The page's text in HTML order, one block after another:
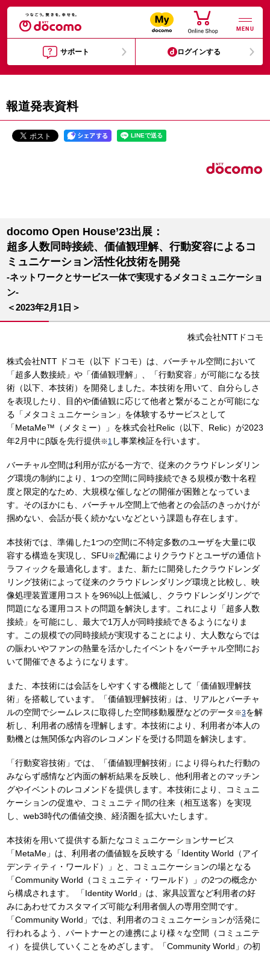
MENU
サポート ログインする
報道発表資料
docomo Open House’23出展：
超多人数同時接続、価値観理解、行動変容によるコ
ミュニケーション活性化技術を開発
-ネットワークとサービス一体で実現するメタコミュニケーショ
ン-
＜2023年2月1日＞
株式会社NTTドコモ
株式会社NTT ドコモ（以下 ドコモ）は、バーチャル空間において
「超多人数接続」や「価値観理解」、「行動変容」が可能になる技
術（以下、本技術）を開発しました。本技術を用いて、自分らしさ
を表現したり、目的や価値観に応じて他者と繋がることが可能にな
る「メタコミュニケーション」を体験するサービスとして
「MetaMe™（メタミー）」を株式会社Relic（以下、Relic）が2023
年2月中にβ版を先行提供※1 し事業検証を行います。
バーチャル空間は利用が広がる一方で、従来のクラウドレンダリン
グ環境の制約により、1つの空間に同時接続できる規模が数十名程
度と限定的なため、大規模な催しなどの開催が困難となっていま
す。そのほかにも、バーチャル空間上で他者との会話のきっかけが
掴めない、会話が長く続かないなどという課題も存在します。
本技術では、準備した1つの空間に不特定多数のユーザを大量に収
容する構造を実現し、SFU※2配備によりクラウドとユーザの通信ト
ラフィックを最適化します。また、新たに開発したクラウドレンダ
リング技術によって従来のクラウドレンダリング環境と比較し、映
像処理装置運用コストを96%以上低減し、クラウドレンダリングで
問題になる運用コストの問題を解決します。これにより「超多人数
接続」を可能にし、最大で1万人が同時接続できるようになりま
す。この規模での同時接続が実現することにより、大人数ならでは
の賑わいやファンの熱量を活かしたイベントをバーチャル空間にお
いて開催できるようになります。
また、本技術には会話をしやすくする機能として「価値観理解技
術」を搭載しています。「価値観理解技術」は、リアルとバーチャ
ルの空間でシームレスに取得した空間移動履歴などのデータ ※3を解
析し、利用者の感情を理解します。本技術により、利用者が本人の
動機とは無関係な内容のレコメンドを受ける問題を解決します。
「行動変容技術」では、「価値観理解技術」により得られた行動の
みならず感情など内面の解析結果を反映し、他利用者とのマッチン
グやイベントのレコメンドを提供します。本技術により、コミュニ
ケーションの促進や、コミュニティ間の往来（相互送客）を実現
し、web3時代の価値交換、経済圏を拡大いたします。
本技術を用いて提供する新たなコミュニケーションサービス
「MetaMe」は、利用者の価値観を反映する「Identity World（アイ
デンティティ・ワールド）」と、コミュニケーションの場となる
「Community World（コミュニティ・ワールド）」の2つの概念か
ら構成されます。 「Identity World」は、家具設置など利用者の好
みにあわせてカスタマイズ可能な利用者個人の専用空間です。
「Community World」では、利用者のコミュニケーションが活発に
行われるよう、パートナーとの連携により様々な空間（コミュニテ
ィ）を提供していくことをめざします。「Community World」の初